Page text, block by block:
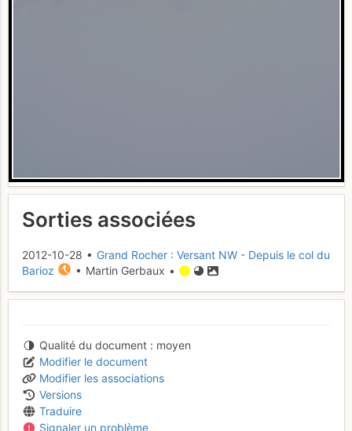
Sorties associées
2012-10-28 • Grand Rocher : Versant NW - Depuis le col du
Barioz
• Martin Gerbaux •
Qualité du document
moyen
Modifier le document
Modifier les associations
Versions
Traduire
Signaler un problème